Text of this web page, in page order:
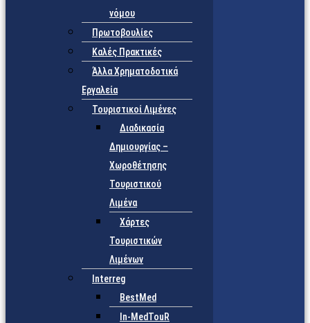
νόμου
Πρωτοβουλίες
Καλές Πρακτικές
Άλλα Χρηματοδοτικά
Εργαλεία
Τουριστικοί Λιμένες
Διαδικασία
Δημιουργίας –
Χωροθέτησης
Τουριστικού
Λιμένα
Χάρτες
Τουριστικών
Λιμένων
Interreg
BestMed
In-MedTouR